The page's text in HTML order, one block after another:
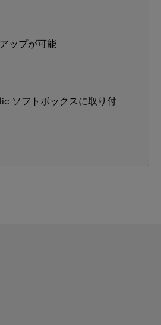
ップが可能
ソフトボックスに取り付